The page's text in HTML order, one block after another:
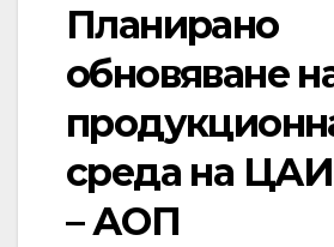
Планирано
обновяване
среда на
– АОП